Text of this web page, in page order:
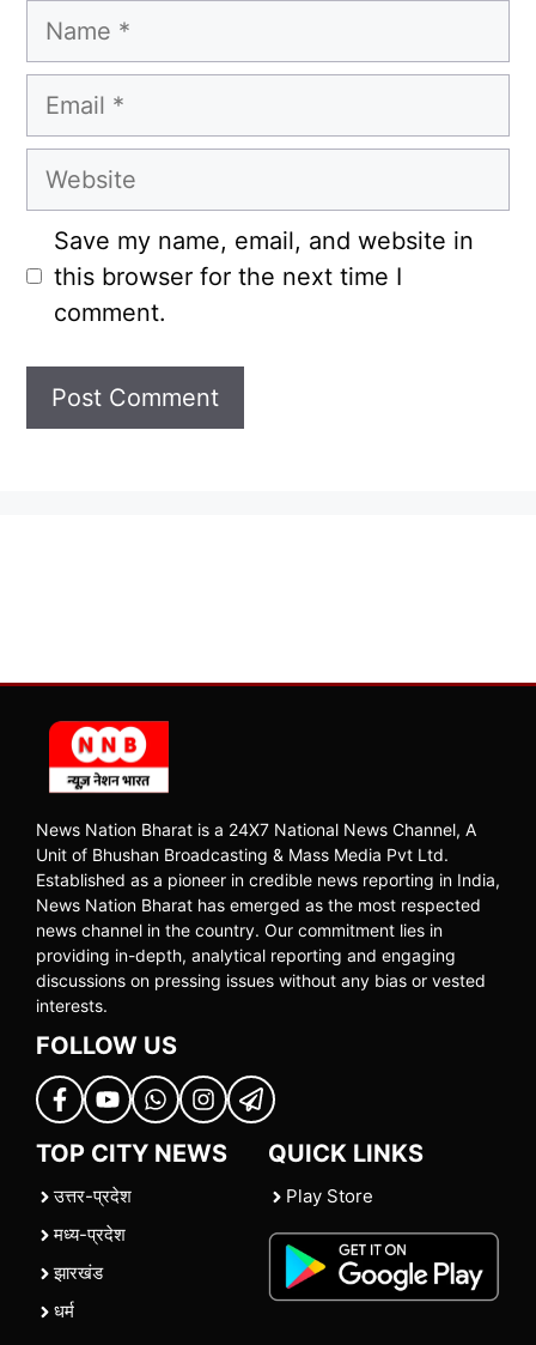
Name
Email
Website
Save my name, email, and website in
this browser for the next time I
comment.
News Nation Bharat is a 24X7 National News Channel, A
Unit of Bhushan Broadcasting & Mass Media Pvt Ltd.
Established as a pioneer in credible news reporting in India,
News Nation Bharat has emerged as the most respected
news channel in the country. Our commitment lies in
providing in-depth, analytical reporting and engaging
discussions on pressing issues without any bias or vested
interests.
FOLLOW US
TOP CITY NEWS
उत्तर-प्रदेश
मध्य-प्रदेश
झारखंड
धर्म
QUICK LINKS
Play Store